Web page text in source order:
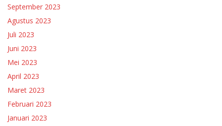
September 2023
Agustus 2023
Juli 2023
Juni 2023
Mei 2023
April 2023
Maret 2023
Februari 2023
Januari 2023